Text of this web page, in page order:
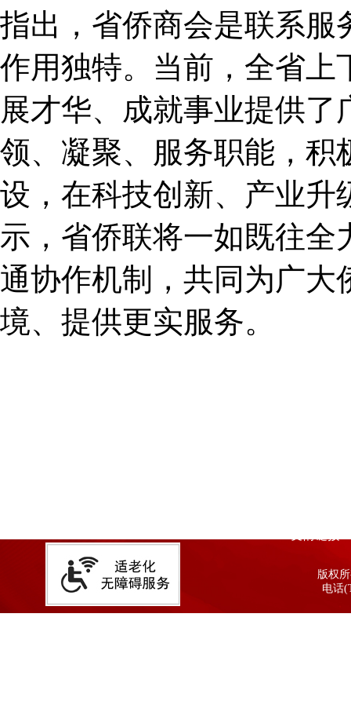
指出，省侨商会是联系服
作用独特。当前，全省上
展才华、成就事业提供
领、凝聚、服务职能，积
设，在科技创新、产业升
示，省侨联将一如既往全
通协作机制，共同为广大
境、提供更实服务。
版权
电话